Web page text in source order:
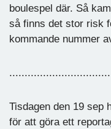
boulespel där. Så
så finns det stor risk
kommande nummer
Tisdagen den 19 sep
för att göra ett